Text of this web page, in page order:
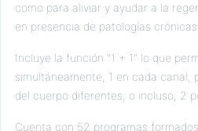
como para aliviar y ayudar a la
en presencia de patologías
Incluye la función "1 + 1" lo que
simultáneamente, 1 en cada canal,
del cuerpo diferentes, o incluso, 2
Cuenta con 52 programas